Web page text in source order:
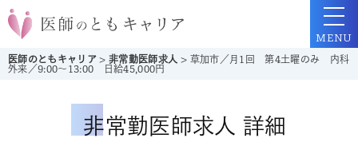
医師のともキャリア >非常勤医師求人 > 草加市／月1回 第4土曜のみ 内科
外来／9:00～13:00 日給45,000円
MENU
非常勤医師求人 詳細